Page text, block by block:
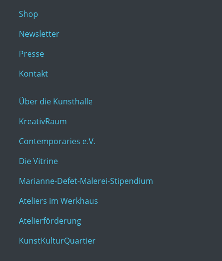
Shop
Newsletter
Presse
Kontakt
Über die Kunsthalle
KreativRaum
Contemporaries e.V.
Die Vitrine
Marianne-Defet-Malerei-Stipendium
Ateliers im Werkhaus
Atelierförderung
KunstKulturQuartier